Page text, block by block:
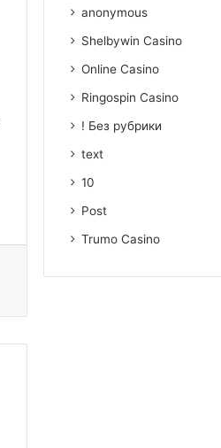
anonymous
Shelbywin Casino
Online Casino
Ringospin Casino
! Без рубрики
text
10
Post
Trumo Casino